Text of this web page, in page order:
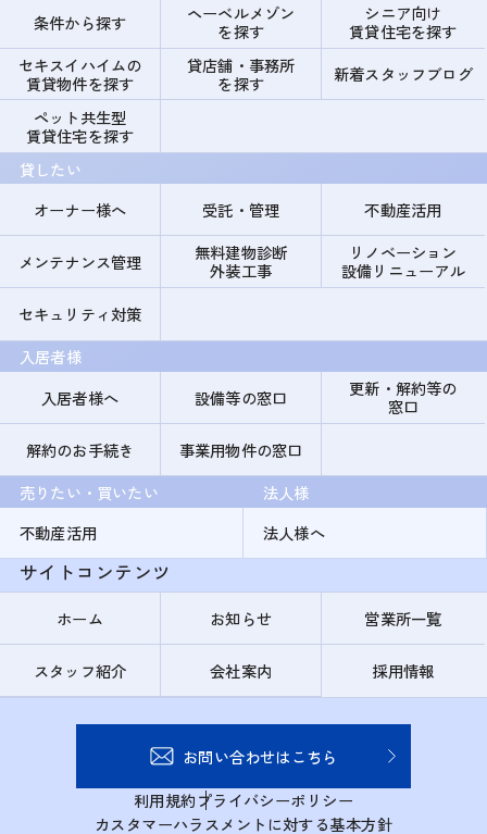
条件から探す
ヘーベルメゾン
を探す
シニア向け
賃貸住宅を探す
セキスイハイムの
賃貸物件を探す
貸店舗・事務所
を探す
新着スタッフブログ
ペット共生型
賃貸住宅を探す
貸したい
オーナー様へ
受託・管理 不動産活用
メンテナンス管理
無料建物診断
外装工事
リノベーション
設備リニューアル
セキュリティ対策
入居者様
入居者様へ
設備等の窓口
更新・解約等の
窓口
解約のお手続き
事業用物件の窓口
売りたい・買いたい
不動産活用
法人様
法人様へ
サイトコンテンツ
ホーム お知らせ 営業所一覧
スタッフ紹介 会社案内 採用情報
お問い合わせはこちら
利用規約プライバシーポリシー
カスタマーハラスメントに対する基本方針